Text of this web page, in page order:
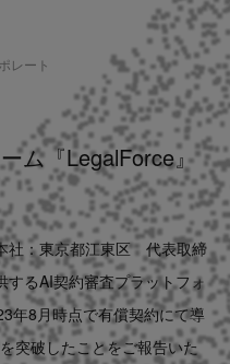
レート
ム『LegalForce』
社：東京都江東区 代表取締
るAI契約審査プラットフォ
年8月時点で有償契約にて導
突破したことをご報告いた